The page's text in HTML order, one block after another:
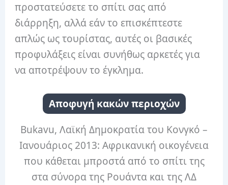
προστατεύσετε το σπίτι σας από
διάρρηξη, αλλά εάν το επισκέπτεστε
απλώς ως τουρίστας, αυτές οι βασικές
προφυλάξεις είναι συνήθως αρκετές για
να αποτρέψουν το έγκλημα.
Αποφυγή κακών περιοχών
Bukavu, Λαϊκή Δημοκρατία του Κονγκό –
Ιανουάριος 2013: Αφρικανική οικογένεια
που κάθεται μπροστά από το σπίτι της
στα σύνορα της Ρουάντα και της ΛΔ